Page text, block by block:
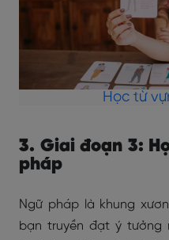
Học từ
3. Giai đoạn 3:
pháp
Ngữ pháp là khung
bạn truyền đạt ý tưởng